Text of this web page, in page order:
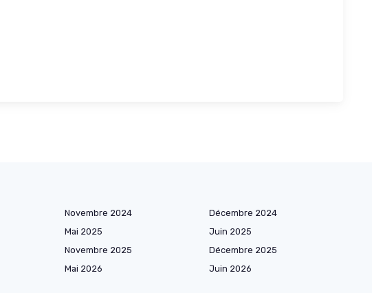
Novembre 2024
Décembre 2024
Mai 2025
Juin 2025
Novembre 2025
Décembre 2025
Mai 2026
Juin 2026